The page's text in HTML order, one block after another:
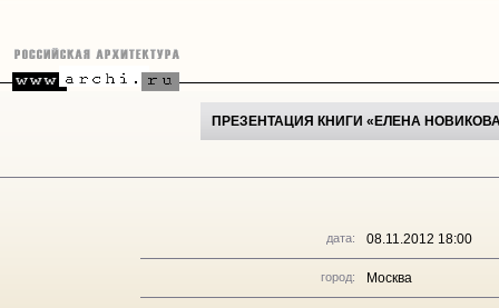
ПРЕЗЕНТАЦИЯ КНИГИ «ЕЛЕНА
дата: 08.11.2012 18:00
город: Москва